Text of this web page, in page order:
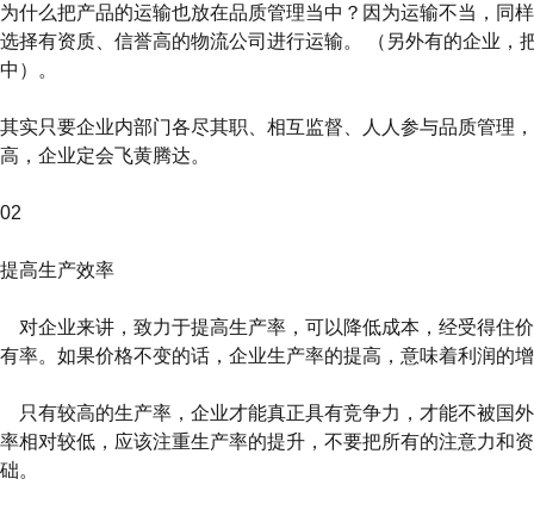
为什么把产品的运输也放在品质管理当中？因为运输不当，同
选择有资质、信誉高的物流公司进行运输。 （另外有的企业，
中）。
其实只要企业内部门各尽其职、相互监督、人人参与品质管理
高，企业定会飞黄腾达。
02
提高生产效率
对企业来讲，致力于提高生产率，可以降低成本，经受得住
有率。如果价格不变的话，企业生产率的提高，意味着利润的
只有较高的生产率，企业才能真正具有竞争力，才能不被国
率相对较低，应该注重生产率的提升，不要把所有的注意力和
础。